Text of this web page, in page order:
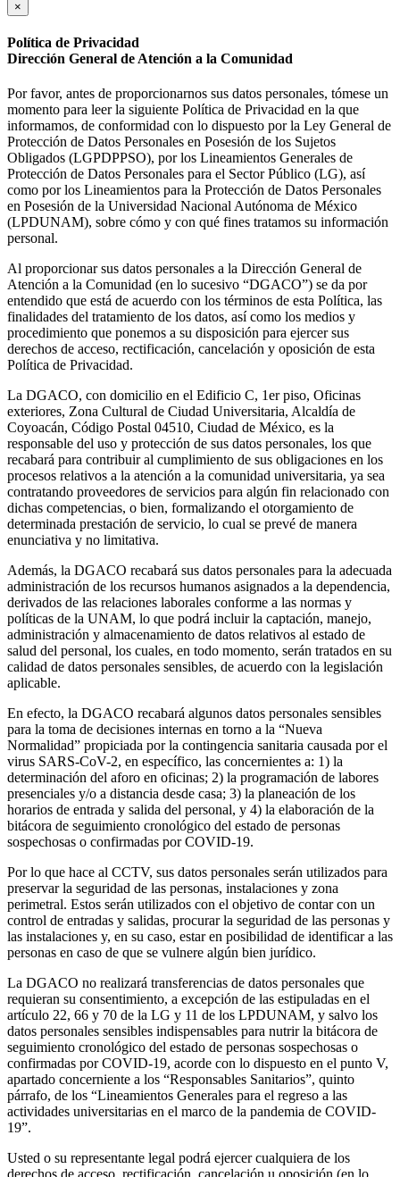
×
Política de Privacidad
Dirección General de Atención a la Comunidad
Por favor, antes de proporcionarnos sus datos personales, tómese un
momento para leer la siguiente Política de Privacidad en la que
informamos, de conformidad con lo dispuesto por la Ley General de
Protección de Datos Personales en Posesión de los Sujetos
Obligados (LGPDPPSO), por los Lineamientos Generales de
Protección de Datos Personales para el Sector Público (LG), así
como por los Lineamientos para la Protección de Datos Personales
en Posesión de la Universidad Nacional Autónoma de México
(LPDUNAM), sobre cómo y con qué fines tratamos su información
personal.
Al proporcionar sus datos personales a la Dirección General de
Atención a la Comunidad (en lo sucesivo “DGACO”) se da por
entendido que está de acuerdo con los términos de esta Política, las
finalidades del tratamiento de los datos, así como los medios y
procedimiento que ponemos a su disposición para ejercer sus
derechos de acceso, rectificación, cancelación y oposición de esta
Política de Privacidad.
La DGACO, con domicilio en el Edificio C, 1er piso, Oficinas
exteriores, Zona Cultural de Ciudad Universitaria, Alcaldía de
Coyoacán, Código Postal 04510, Ciudad de México, es la
responsable del uso y protección de sus datos personales, los que
recabará para contribuir al cumplimiento de sus obligaciones en los
procesos relativos a la atención a la comunidad universitaria, ya sea
contratando proveedores de servicios para algún fin relacionado con
dichas competencias, o bien, formalizando el otorgamiento de
determinada prestación de servicio, lo cual se prevé de manera
enunciativa y no limitativa.
Además, la DGACO recabará sus datos personales para la adecuada
administración de los recursos humanos asignados a la dependencia,
derivados de las relaciones laborales conforme a las normas y
políticas de la UNAM, lo que podrá incluir la captación, manejo,
administración y almacenamiento de datos relativos al estado de
salud del personal, los cuales, en todo momento, serán tratados en su
calidad de datos personales sensibles, de acuerdo con la legislación
aplicable.
En efecto, la DGACO recabará algunos datos personales sensibles
para la toma de decisiones internas en torno a la “Nueva
Normalidad” propiciada por la contingencia sanitaria causada por el
virus SARS-CoV-2, en específico, las concernientes a: 1) la
determinación del aforo en oficinas; 2) la programación de labores
presenciales y/o a distancia desde casa; 3) la planeación de los
horarios de entrada y salida del personal, y 4) la elaboración de la
bitácora de seguimiento cronológico del estado de personas
sospechosas o confirmadas por COVID-19.
Por lo que hace al CCTV, sus datos personales serán utilizados para
preservar la seguridad de las personas, instalaciones y zona
perimetral. Estos serán utilizados con el objetivo de contar con un
control de entradas y salidas, procurar la seguridad de las personas y
las instalaciones y, en su caso, estar en posibilidad de identificar a las
personas en caso de que se vulnere algún bien jurídico.
La DGACO no realizará transferencias de datos personales que
requieran su consentimiento, a excepción de las estipuladas en el
artículo 22, 66 y 70 de la LG y 11 de los LPDUNAM, y salvo los
datos personales sensibles indispensables para nutrir la bitácora de
seguimiento cronológico del estado de personas sospechosas o
confirmadas por COVID-19, acorde con lo dispuesto en el punto V,
apartado concerniente a los “Responsables Sanitarios”, quinto
párrafo, de los “Lineamientos Generales para el regreso a las
actividades universitarias en el marco de la pandemia de COVID-
19”.
Usted o su representante legal podrá ejercer cualquiera de los